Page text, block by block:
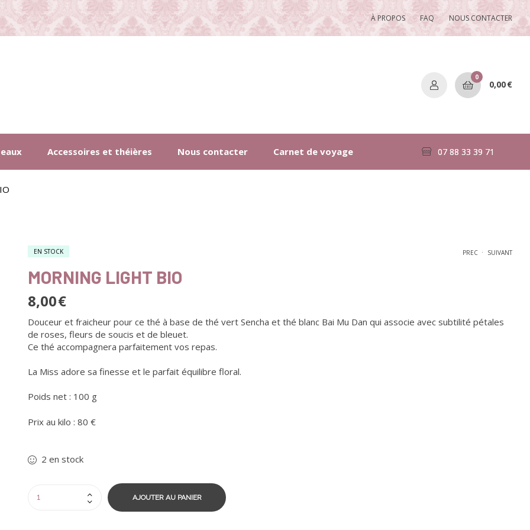
À PROPOS FAQ NOUS CONTACTER
0
0,00€
Accessoires et théières Nous contacter Carnet de voyage 07 88 33 39 71
PREC . SUIVANT
EN STOCK
MORNING LIGHT BIO
8,00€
Douceur et fraicheur pour ce thé à base de thé vert Sencha et thé blanc Bai Mu Dan qui associe avec subtilité pétales
de roses, fleurs de soucis et de bleuet.
Ce thé accompagnera parfaitement vos repas.
La Miss adore sa finesse et le parfait équilibre floral.
Poids net : 100 g
Prix au kilo : 80 €
2 en stock
AJOUTER AU PANIER